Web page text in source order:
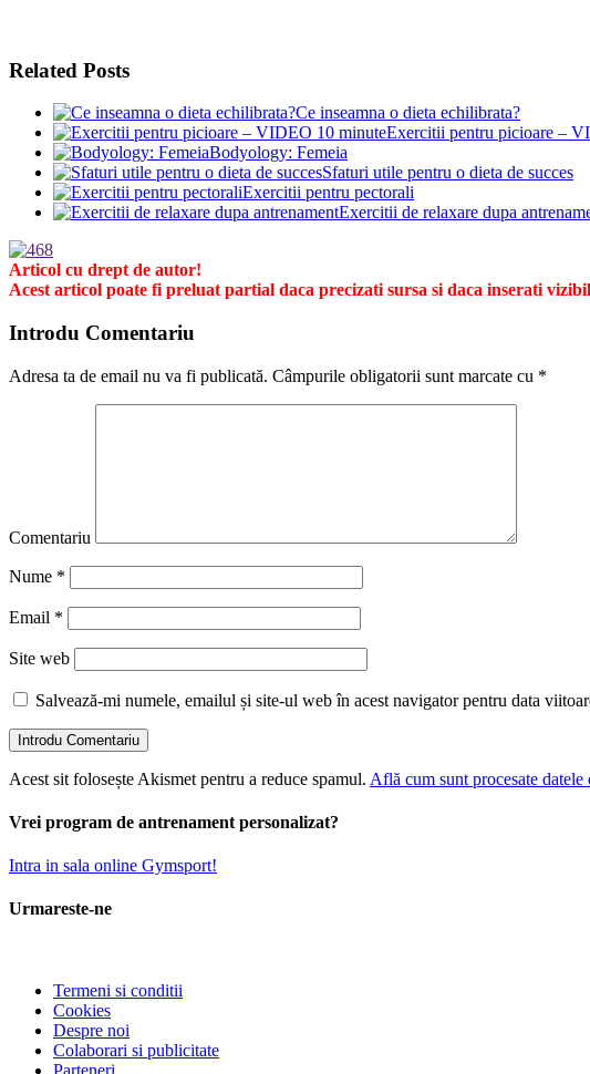
Related Posts
Ce inseamna o dieta echilibrata?
Exercitii pentru picioare –
Bodyology: Femeia
Sfaturi utile pentru o dieta de succes
Exercitii pentru pectorali
Exercitii de relaxare dupa
Articol cu drept de autor!
Acest articol poate fi preluat partial daca precizati sursa si daca inserati
Introdu Comentariu
Adresa ta de email nu va fi publicată. Câmpurile obligatorii sunt marcate cu *
Comentariu
Nume *
Email *
Site web
Salvează-mi numele, emailul și site-ul web în acest navigator pentru data
Acest sit folosește Akismet pentru a reduce spamul. Află cum sunt procesate
Vrei program de antrenament personalizat?
Intra in sala online Gymsport!
Urmareste-ne
Termeni si conditii
Cookies
Despre noi
Colaborari si publicitate
Parteneri